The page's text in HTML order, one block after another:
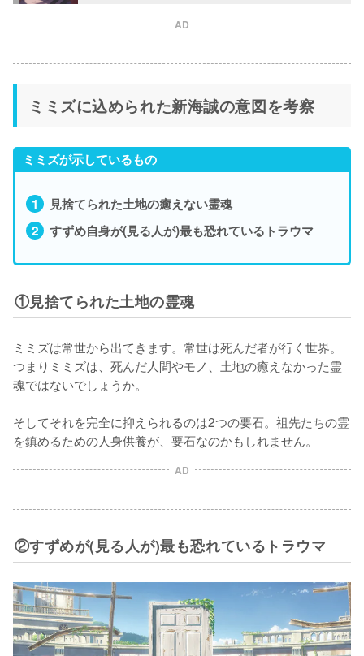
AD
ミミズに込められた新海誠の意図を考察
ミミズが示しているもの
見捨てられた土地の癒えない霊魂
すずめ自身が(見る人が)最も恐れているトラウマ
①見捨てられた土地の霊魂
ミミズは常世から出てきます。常世は死んだ者が行く世界。
つまりミミズは、死んだ人間やモノ、土地の癒えなかった霊
魂ではないでしょうか。
そしてそれを完全に抑えられるのは2つの要石。祖先たちの霊
を鎮めるための人身供養が、要石なのかもしれません。
AD
②すずめが(見る人が)最も恐れているトラウマ